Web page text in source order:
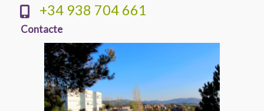
+34 938 704 661
Contacte